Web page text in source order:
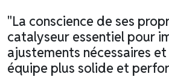
"La conscience de ses
catalyseur essentiel pour
ajustements nécessaires
équipe plus solide et